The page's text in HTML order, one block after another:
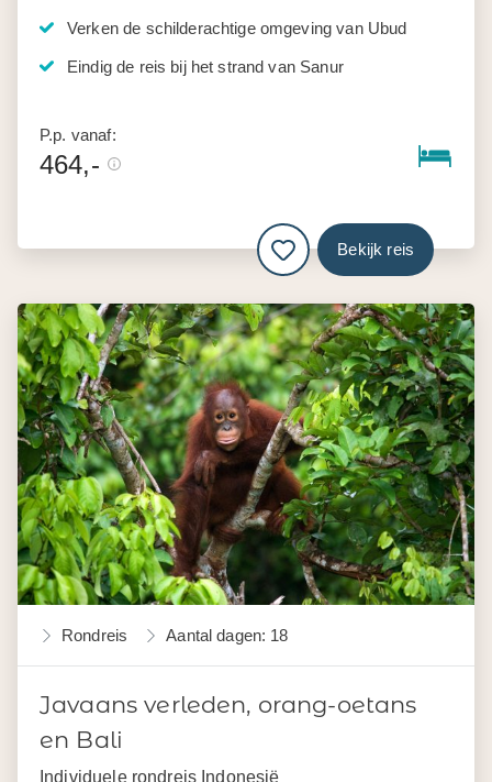
Verken de schilderachtige omgeving van Ubud
Eindig de reis bij het strand van Sanur
P.p. vanaf:
464,-
Bekijk reis
Rondreis Aantal dagen: 18
Javaans verleden, orang-oetans
en Bali
Individuele rondreis Indonesië